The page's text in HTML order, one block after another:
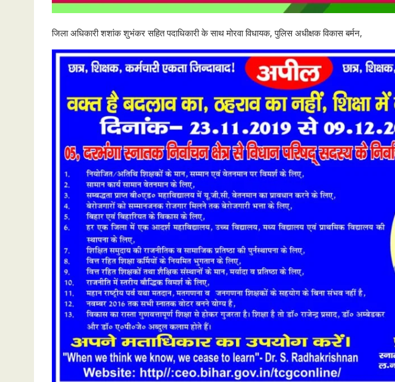
जिला अधिकारी शशांक शुभंकर सहित पदाधिकारी के साथ मोरवा विधायक, पुलिस अधीक्षक विकास बर्मन,